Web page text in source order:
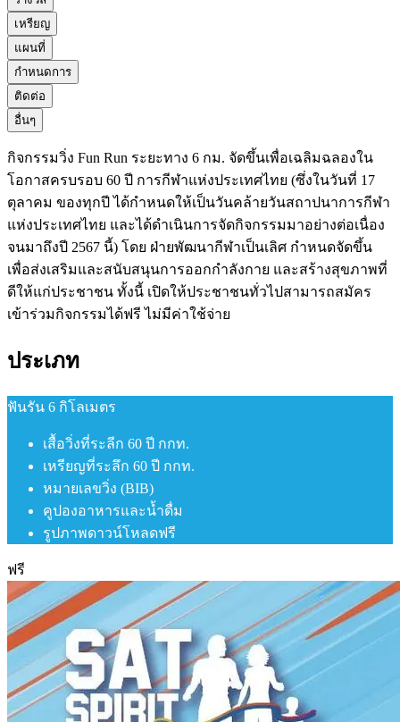
เหรียญ
แผนที่
กำหนดการ
ติดต่อ
อื่นๆ
กิจกรรมวิ่ง Fun Run ระยะทาง 6 กม. จัดขึ้นเพื่อเฉลิมฉลองใน
โอกาสครบรอบ 60 ปี การกีฬาแห่งประเทศไทย (ซึ่งในวันที่ 17
ตุลาคม ของทุกปี ได้กำหนดให้เป็นวันคล้ายวันสถาปนาการกีฬา
แห่งประเทศไทย และได้ดำเนินการจัดกิจกรรมมาอย่างต่อเนื่อง
จนมาถึงปี 2567 นี้) โดย ฝ่ายพัฒนากีฬาเป็นเลิศ กำหนดจัดขึ้น
เพื่อส่งเสริมและสนับสนุนการออกกำลังกาย และสร้างสุขภาพที่
ดีให้แก่ประชาชน ทั้งนี้ เปิดให้ประชาชนทั่วไปสามารถสมัคร
เข้าร่วมกิจกรรมได้ฟรี ไม่มีค่าใช้จ่าย
ประเภท
ฟันรัน 6 กิโลเมตร
เสื้อวิ่งที่ระลีก 60 ปี กกท.
เหรียญที่ระลึก 60 ปี กกท.
หมายเลขวิ่ง (BIB)
คูปองอาหารและน้ำดื่ม
รูปภาพดาวน์โหลดฟรี
ฟรี